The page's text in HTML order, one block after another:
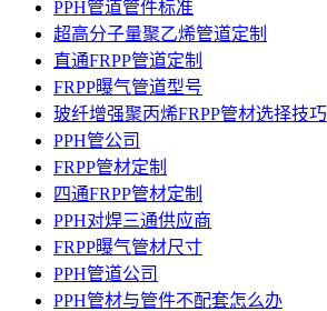
PPH管道管件标准
超高分子量聚乙烯管道定制
直通FRPP管道定制
FRPP曝气管道型号
玻纤增强聚丙烯FRPP管材选择技巧
PPH管公司
FRPP管材定制
四通FRPP管材定制
PPH对焊三通供应商
FRPP曝气管材尺寸
PPH管道公司
PPH管材与管件不配套怎么办